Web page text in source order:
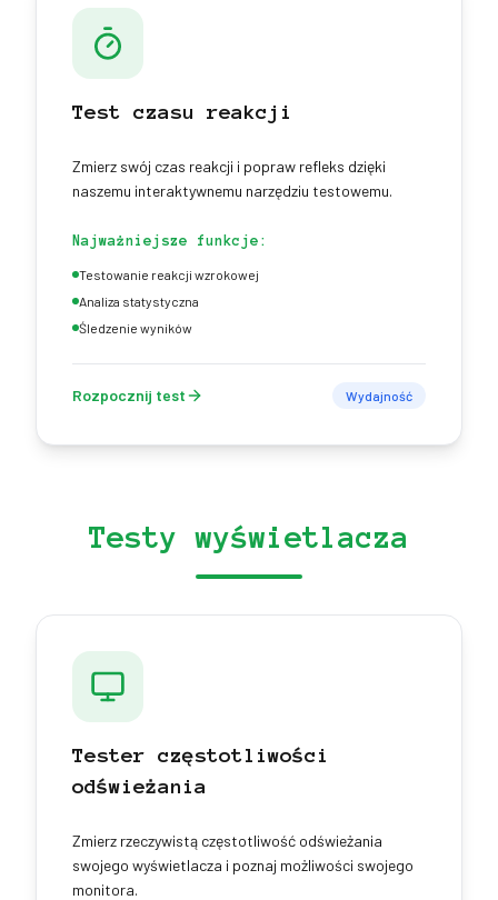
Test czasu reakcji
Zmierz swój czas reakcji i popraw refleks dzięki
naszemu interaktywnemu narzędziu testowemu.
Najważniejsze funkcje:
Testowanie reakcji wzrokowej
Analiza statystyczna
Śledzenie wyników
Rozpocznij test Wydajność
Testy wyświetlacza
Tester częstotliwości
odświeżania
Zmierz rzeczywistą częstotliwość odświeżania
swojego wyświetlacza i poznaj możliwości swojego
monitora.